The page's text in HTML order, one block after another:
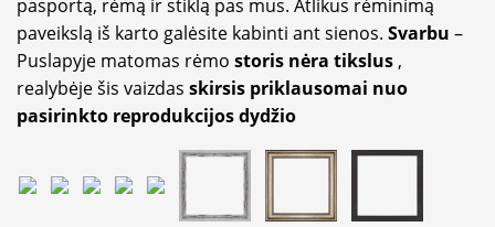
pasportą, rėmą ir stiklą pas mus. Atlikus rėminimą
paveikslą iš karto galėsite kabinti ant sienos. Svarbu –
Puslapyje matomas rėmo storis nėra tikslus ,
realybėje šis vaizdas skirsis priklausomai nuo
pasirinkto reprodukcijos dydžio